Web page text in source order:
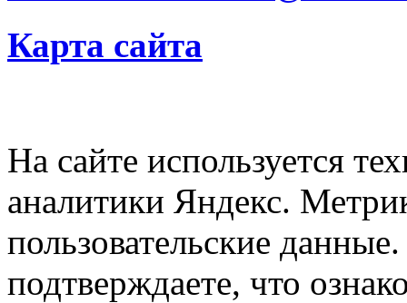
Карта сайта
На сайте используется
аналитики Яндекс.
пользовательские
подтверждаете, что